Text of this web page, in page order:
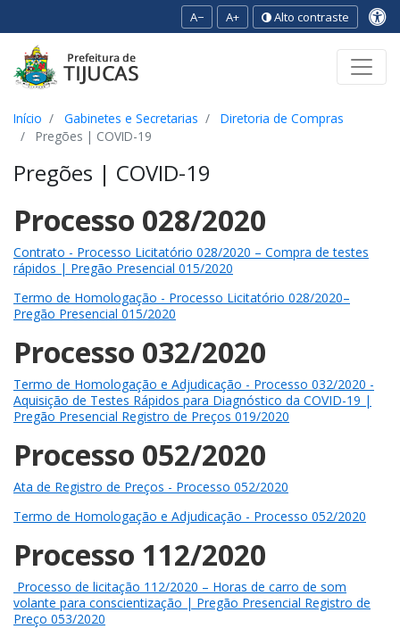
A− A+ Alto contraste
Início Gabinetes e Secretarias
Diretoria de Compras
Pregões | COVID-19
Pregões | COVID-19
Processo 028/2020
Contrato - Processo Licitatório 028/2020 – Compra de testes
rápidos | Pregão Presencial 015/2020
Termo de Homologação - Processo Licitatório 028/2020–
Pregão Presencial 015/2020
Processo 032/2020
Termo de Homologação e Adjudicação - Processo 032/2020 -
Aquisição de Testes Rápidos para Diagnóstico da COVID-19 |
Pregão Presencial Registro de Preços 019/2020
Processo 052/2020
Ata de Registro de Preços - Processo 052/2020
Termo de Homologação e Adjudicação - Processo 052/2020
Processo 112/2020
Processo de licitação 112/2020 – Horas de carro de som
volante para conscientização | Pregão Presencial Registro de
Preço 053/2020